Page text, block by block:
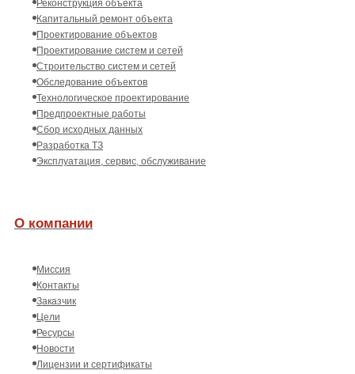
Реконструкция объекта
Капитальный ремонт объекта
Проектирование объектов
Проектирование систем и сетей
Строительство систем и сетей
Обследование объектов
Технологическое проектирование
Предпроектные работы
Сбор исходных данных
Разработка ТЗ
Эксплуатация, сервис, обслуживание
О компании
Миссия
Контакты
Заказчик
Цели
Ресурсы
Новости
Лицензии и сертификаты